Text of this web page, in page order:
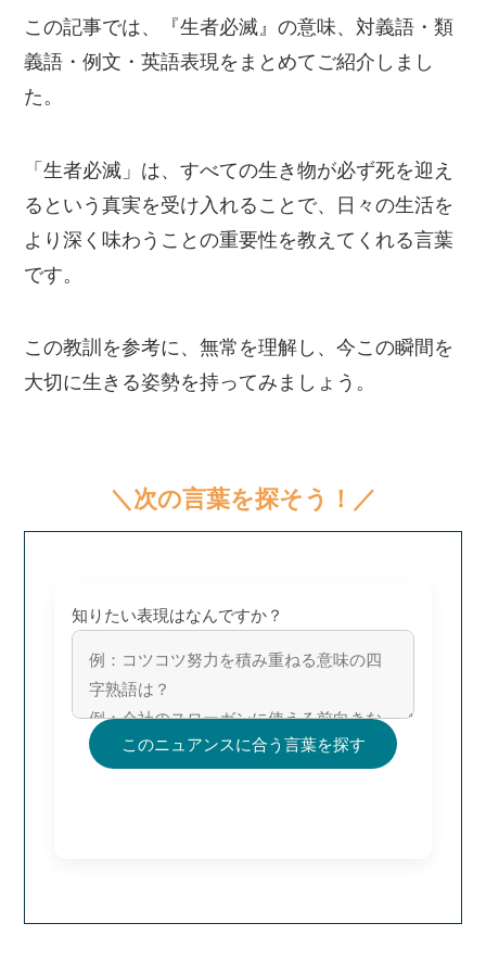
この記事では、『生者必滅』の意味、対義語・類
義語・例文・英語表現をまとめてご紹介しまし
た。
「生者必滅」は、すべての生き物が必ず死を迎え
るという真実を受け入れることで、日々の生活を
より深く味わうことの重要性を教えてくれる言葉
です。
この教訓を参考に、無常を理解し、今この瞬間を
大切に生きる姿勢を持ってみましょう。
＼次の言葉を探そう！／
知りたい表現はなんですか？
このニュアンスに合う言葉を探す